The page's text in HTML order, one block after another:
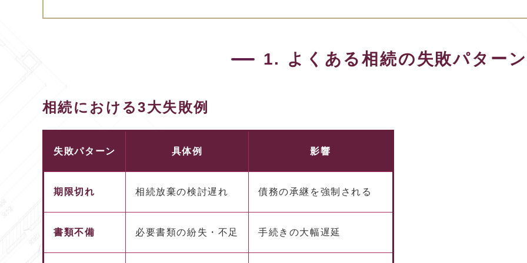
1. よくある相続の失敗パターン
相続における3大失敗例
失敗パターン 具体例 影響
期限切れ 相続放棄の検討遅れ 債務の承継を強制される
書類不備 必要書類の紛失・不足 手続きの大幅遅延